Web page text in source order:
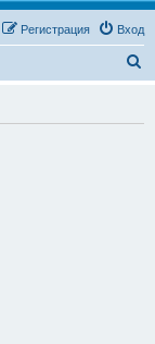
Вход
Регистрация